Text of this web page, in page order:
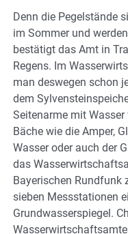
Denn die Pegelstände
im Sommer und
bestätigt das Amt in
Regens. Im
man deswegen schon
dem
Seitenarme mit
Bäche wie die Amper,
Wasser oder auch der
das
Bayerischen Rundfunk
sieben Messstationen
Grundwasserspiegel.